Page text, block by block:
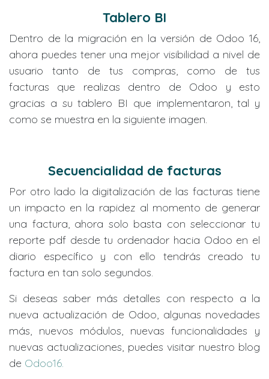
Tablero BI
Dentro de la migración en la versión de Odoo 16,
ahora puedes tener una mejor visibilidad a nivel de
usuario tanto de tus compras, como de tus
facturas que realizas dentro de Odoo y esto
gracias a su tablero BI que implementaron, tal y
como se muestra en la siguiente imagen.
Secuencialidad de facturas
Por otro lado la digitalización de las facturas tiene
un impacto en la rapidez al momento de generar
una factura, ahora solo basta con seleccionar tu
reporte pdf desde tu ordenador hacia Odoo en el
diario específico y con ello tendrás creado tu
factura en tan solo segundos.
Si deseas saber más detalles con respecto a la
nueva actualización de Odoo, algunas novedades
más, nuevos módulos, nuevas funcionalidades y
nuevas actualizaciones, puedes visitar nuestro blog
de Odoo16.